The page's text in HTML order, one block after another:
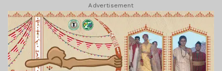
Advertisement